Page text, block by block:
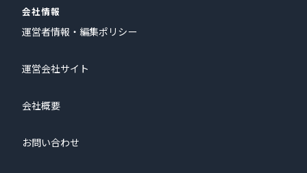
会社情報
運営者情報・編集ポリシー
運営会社サイト
会社概要
お問い合わせ